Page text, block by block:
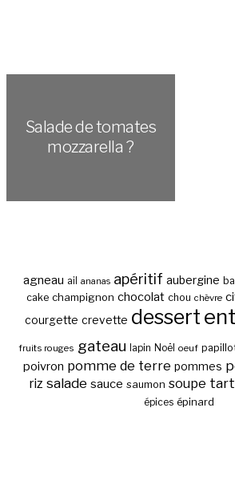
Salade de tomates
mozzarella ?
agneau ail ananas apéritif aubergine
cake champignon chocolat chou chèvre
courgette crevette dessert
fruits rouges gateau lapin Noël oeuf
poivron pomme de terre pommes
riz salade sauce saumon soupe
épices épinard